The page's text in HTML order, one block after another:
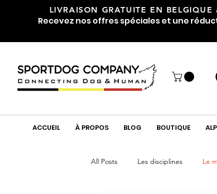
LIVRAISON GRATUITE EN BELGIQUE
Recevez nos offres spéciales et une
ACCUEIL À PROPOS BLOG BOUTIQUE
All Posts Les disciplines Le